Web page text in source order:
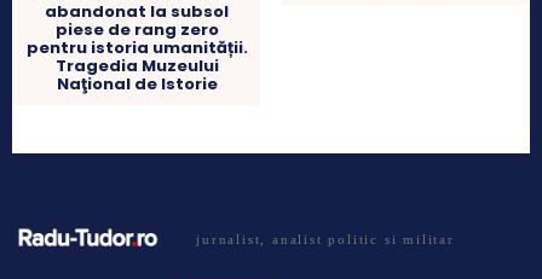
abandonat la subsol
piese de rang zero
pentru istoria umanității.
Tragedia Muzeului
Naţional de Istorie
jurnalist, analist politic si militar